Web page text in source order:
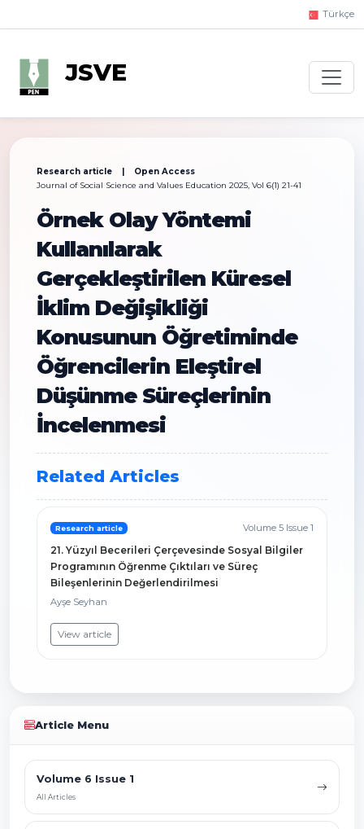
Türkçe
JSVE
Research article | Open Access
Journal of Social Science and Values Education 2025, Vol 6(1) 21-41
Örnek Olay Yöntemi
Kullanılarak
Gerçekleştirilen Küresel
İklim Değişikliği
Konusunun Öğretiminde
Öğrencilerin Eleştirel
Düşünme Süreçlerinin
İncelenmesi
Related Articles
Research article Volume 5 Issue 1
21. Yüzyıl Becerileri Çerçevesinde Sosyal Bilgiler
Programının Öğrenme Çıktıları ve Süreç
Bileşenlerinin Değerlendirilmesi
Ayşe Seyhan
View article
Article Menu
Volume 6 Issue 1
All Articles